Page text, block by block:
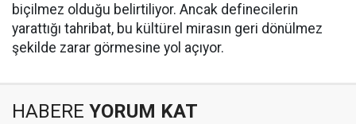
biçilmez olduğu belirtiliyor. Ancak definecilerin
yarattığı tahribat, bu kültürel mirasın geri dönülmez
şekilde zarar görmesine yol açıyor.
HABERE YORUM KAT